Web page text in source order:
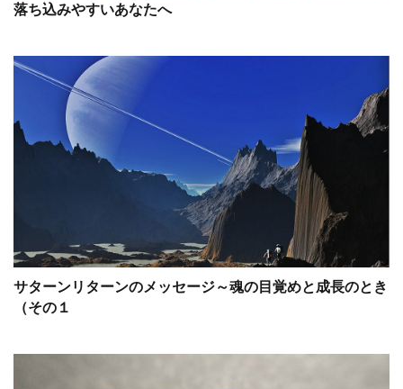
落ち込みやすいあなたへ
サターンリターンのメッセージ～魂の目覚めと成長のとき
（その１